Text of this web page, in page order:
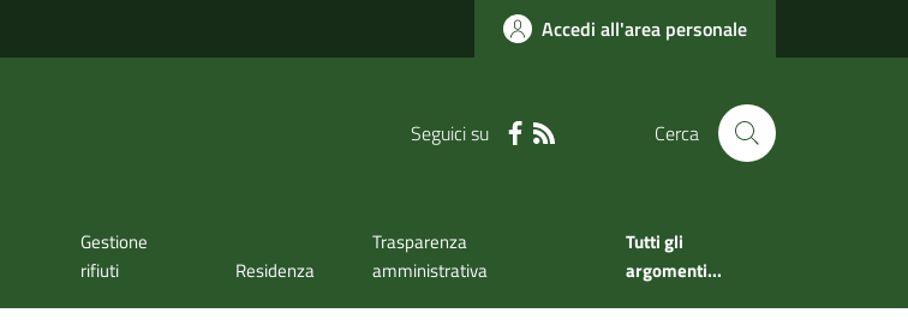
Accedi all'area personale
Seguici su Cerca
Gestione
rifiuti
Residenza
Trasparenza
amministrativa
Tutti gli
argomenti...